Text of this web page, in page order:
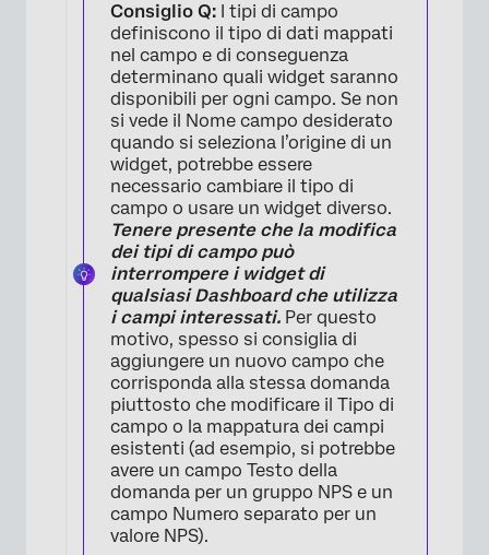
Consiglio Q: I tipi di campo
definiscono il tipo di dati mappati
nel campo e di conseguenza
determinano quali widget saranno
disponibili per ogni campo. Se non
si vede il Nome campo desiderato
quando si seleziona l’origine di un
widget, potrebbe essere
necessario cambiare il tipo di
campo o usare un widget diverso.
Tenere presente che la modifica
dei tipi di campo può
interrompere i widget di
qualsiasi Dashboard che utilizza
i campi interessati. Per questo
motivo, spesso si consiglia di
aggiungere un nuovo campo che
corrisponda alla stessa domanda
piuttosto che modificare il Tipo di
campo o la mappatura dei campi
esistenti (ad esempio, si potrebbe
avere un campo Testo della
domanda per un gruppo NPS e un
campo Numero separato per un
valore NPS).